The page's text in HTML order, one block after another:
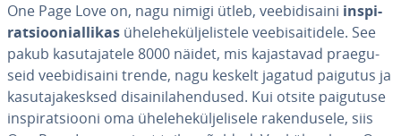
One Page Love on, nagu nimigi ütleb, vee­bi­di­saini ins­pi­
rat­sioo­ni­al­li­kas ühe­le­he­kül­je­lis­tele vee­bi­sai­ti­dele. See
pakub ka­su­ta­ja­tele 8000 näidet, mis ka­jas­ta­vad prae­gu­
seid vee­bi­di­saini trende, nagu keskelt jagatud paigutus ja
ka­su­ta­ja­kesk­sed di­sai­ni­la­hen­dused. Kui otsite paigutuse
ins­pi­rat­siooni oma ühe­le­he­kül­je­li­sele ra­ken­dus­ele, siis